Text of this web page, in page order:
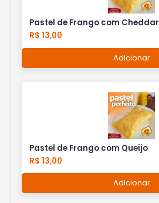
Pastel de Frango com Cheddar
R$ 13,00
Adicionar
Pastel de Frango com Queijo
R$ 13,00
Adicionar